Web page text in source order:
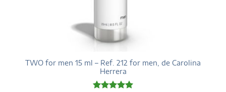
TWO for men 15 ml – Ref. 212 for men, de Carolina
Herrera